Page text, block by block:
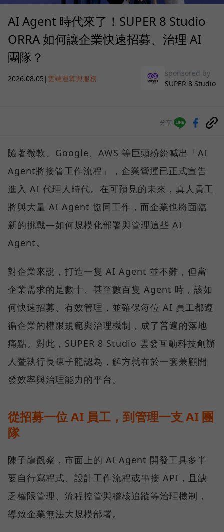
AI Agent 時代來了！SUPER 8 Studio
ORRA 如何讓企業快速招募、治理 AI
團隊？
2026.08.05 | 雲端運算與服務
sponsored by
SUPER 8 Studio
分享
隨著微軟、Google、AWS 等巨頭紛紛喊出「AI
Agent將接管工作流程」，企業營運已正式宣告
進入 AI 代理人時代。在可預見的未來，真人員工
將與大量 AI Agent 協同工作，而企業也將面臨
新的挑戰—如何規模化部署與管理這些 AI
Agent。
對企業來說，打造一隻 AI Agent 並不難，但當
企業需求的是數十、甚至數百隻 Agent 時，該如
何快速招募、有效管理，並確保每位 AI 員工都遵
循企業的權限規範與治理機制，成了普遍的落地
痛點。對此，SUPER 8 Studio 雲發互動科技創辦
人暨執行長陳子龍認為，解方就在於一套兼顧開
發效率與治理能力的平台。
從招募一位 AI 員工，到管理一支 AI 團
隊
陳子龍觀察，市面上的 AI Agent 開發工具多半
要自行寫程式、設計工作流程或串接 API，且缺
乏權限管理、流程控管與稽核追蹤等治理機制，
導致企業無法大規模部署。